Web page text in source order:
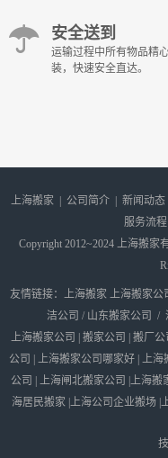
安全送到
运输过程中所有物品精
装，快速安全直达。
上海搬家 | 公司简介| 新闻动态
服务流程
Copyright 2012~2024 上海搬家
友情链接： 上海搬家 上海搬家公
洁公司 / 山东搬家公司 /
上海搬家公司 | 搬家公司 | 搬厂公
公司 | 上海搬家公司哪家好 | 上
公司 | 上海闸北搬家公司 | 上海
海居民搬家 | 上海公司企业搬场 |